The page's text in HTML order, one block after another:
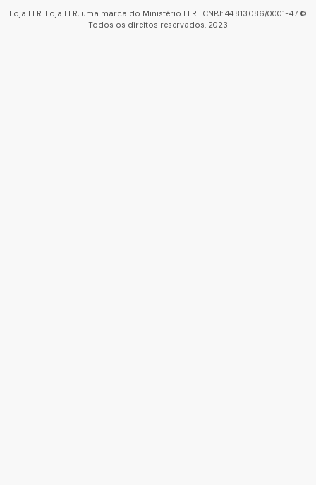
Loja LER. Loja LER, uma marca do Ministério LER | CNPJ: 44.813.086/0001-47 ©
Todos os direitos reservados. 2023